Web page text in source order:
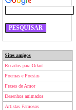
Sites amigos
Recados para Orkut
Poemas e Poesias
Frases de Amor
Desenhos animados
Artistas Famosos